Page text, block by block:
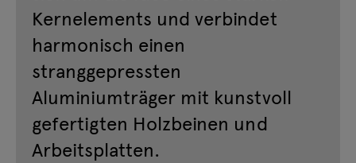
Kernelements und verbindet
harmonisch einen
stranggepressten
Aluminiumträger mit kunstvoll
gefertigten Holzbeinen und
Arbeitsplatten.